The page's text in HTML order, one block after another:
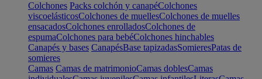
Colchones Packs colchón y canapéColchones
viscoelásticosColchones de muellesColchones de muelles
ensacadosColchones enrolladosColchones de
espumaColchones para bebéColchones hinchables
Canapés y bases CanapésBase tapizadasSomieresPatas de
somieres
Camas Camas de matrimonioCamas doblesCamas